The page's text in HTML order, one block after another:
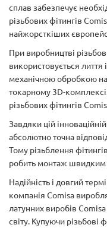
сплав забезпечує
різьбових фітингів
найжорсткіших
При виробництві
використовується
механічною обробкою
токарному 3D-
різьбових фітингів
Завдяки цій
абсолютно точна
Тому різьблення
робить монтаж швидким
Надійність і довгий
компанія Comisa
латунних виробів
світу. Купуючи різьбові